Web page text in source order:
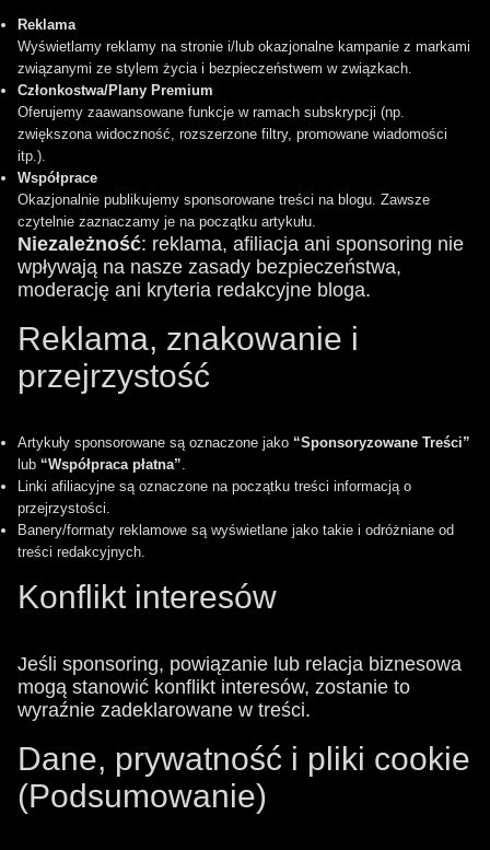
Reklama
Wyświetlamy reklamy na stronie i/lub okazjonalne kampanie z markami
związanymi ze stylem życia i bezpieczeństwem w związkach.
Członkostwa/Plany Premium
Oferujemy zaawansowane funkcje w ramach subskrypcji (np.
zwiększona widoczność, rozszerzone filtry, promowane wiadomości
itp.).
Współprace
Okazjonalnie publikujemy sponsorowane treści na blogu. Zawsze
czytelnie zaznaczamy je na początku artykułu.
Niezależność: reklama, afiliacja ani sponsoring nie
wpływają na nasze zasady bezpieczeństwa,
moderację ani kryteria redakcyjne bloga.
Reklama, znakowanie i
przejrzystość
Artykuły sponsorowane są oznaczone jako “Sponsoryzowane Treści”
lub “Współpraca płatna”.
Linki afiliacyjne są oznaczone na początku treści informacją o
przejrzystości.
Banery/formaty reklamowe są wyświetlane jako takie i odróżniane od
treści redakcyjnych.
Konflikt interesów
Jeśli sponsoring, powiązanie lub relacja biznesowa
mogą stanowić konflikt interesów, zostanie to
wyraźnie zadeklarowane w treści.
Dane, prywatność i pliki cookie
(Podsumowanie)